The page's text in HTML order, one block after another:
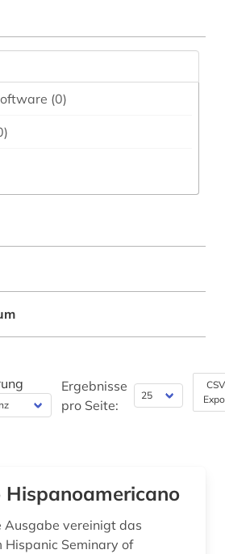
Theologie und Religionswissenschaften (0)
Anwendungssoftware (0)
(0)
Ergebnisse
pro Seite:
Hispanoamericano
Ausgabe vereinigt das
Hispanic Seminary of